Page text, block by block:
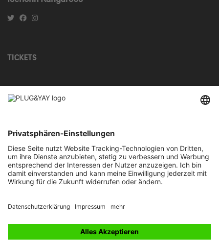
TICKETS
UNTERNEHMEN
Datenschutzerklärung
Online-Streitbelegung und alternative Streitschlichtung
Impressum
Für Veranstalter
© 2026 PLUG&YAY GmbH. All rights reserved.